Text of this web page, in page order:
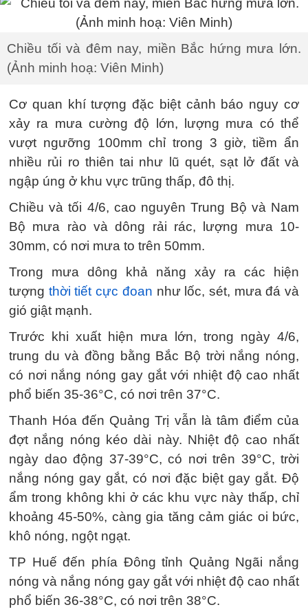
Chiều tối và đêm nay, miền Bắc hứng mưa lớn.
(Ảnh minh hoạ: Viên Minh)
Cơ quan khí tượng đặc biệt cảnh báo nguy cơ
xảy ra mưa cường độ lớn, lượng mưa có thể
vượt ngưỡng 100mm chỉ trong 3 giờ, tiềm ẩn
nhiều rủi ro thiên tai như lũ quét, sạt lở đất và
ngập úng ở khu vực trũng thấp, đô thị.
Chiều và tối 4/6, cao nguyên Trung Bộ và Nam
Bộ mưa rào và dông rải rác, lượng mưa 10-
30mm, có nơi mưa to trên 50mm.
Trong mưa dông khả năng xảy ra các hiện
tượng thời tiết cực đoan như lốc, sét, mưa đá và
gió giật mạnh.
Trước khi xuất hiện mưa lớn, trong ngày 4/6,
trung du và đồng bằng Bắc Bộ trời nắng nóng,
có nơi nắng nóng gay gắt với nhiệt độ cao nhất
phổ biến 35-36°C, có nơi trên 37°C.
Thanh Hóa đến Quảng Trị vẫn là tâm điểm của
đợt nắng nóng kéo dài này. Nhiệt độ cao nhất
ngày dao động 37-39°C, có nơi trên 39°C, trời
nắng nóng gay gắt, có nơi đặc biệt gay gắt. Độ
ẩm trong không khi ở các khu vực này thấp, chỉ
khoảng 45-50%, càng gia tăng cảm giác oi bức,
khô nóng, ngột ngạt.
TP Huế đến phía Đông tỉnh Quảng Ngãi nắng
nóng và nắng nóng gay gắt với nhiệt độ cao nhất
phổ biến 36-38°C, có nơi trên 38°C.